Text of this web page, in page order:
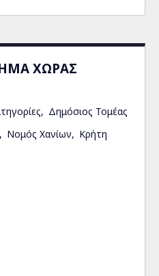
ΧΩΡΑΣ
Δημόσιος Τομέας
Νομός Χανίων Κρήτη